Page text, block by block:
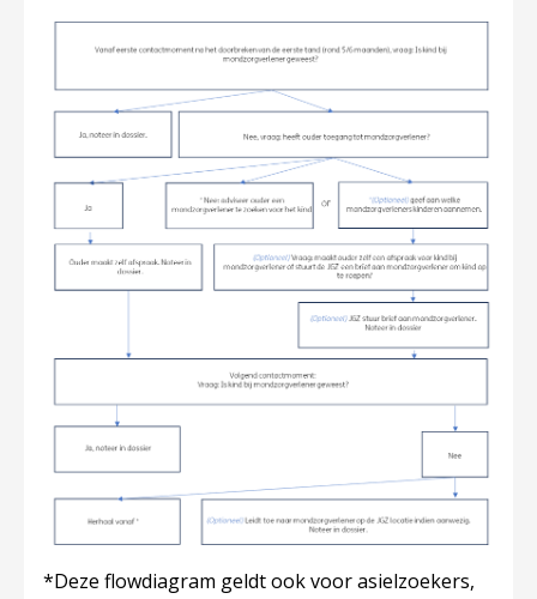
*Deze flowdiagram geldt ook voor asielzoekers,